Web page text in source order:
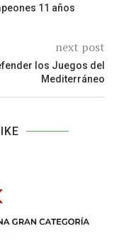
11 años
next post
los Juegos del
Mediterráneo